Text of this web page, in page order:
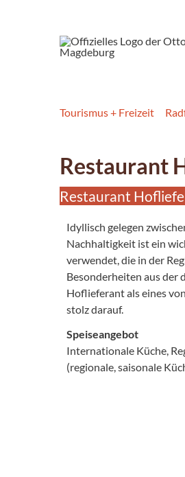
Tourismus + Freizeit
Restaurant
Restaurant
Idyllisch gelegen
Nachhaltigkeit ist ein
verwendet, die in der
Besonderheiten aus der d
Hoflieferant als eines
stolz darauf.
Speiseangebot
Internationale Küche,
(regionale, saisonale